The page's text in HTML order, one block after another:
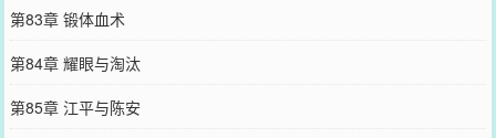
第83章 锻体血术
第84章 耀眼与淘汰
第85章 江平与陈安